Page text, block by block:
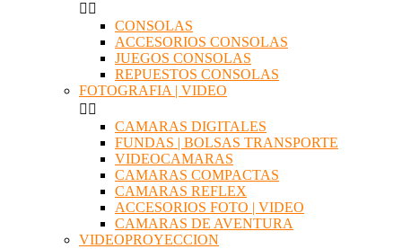
 
CONSOLAS
ACCESORIOS CONSOLAS
JUEGOS CONSOLAS
REPUESTOS CONSOLAS
FOTOGRAFIA | VIDEO
 
CAMARAS DIGITALES
FUNDAS | BOLSAS TRANSPORTE
VIDEOCAMARAS
CAMARAS COMPACTAS
CAMARAS REFLEX
ACCESORIOS FOTO | VIDEO
CAMARAS DE AVENTURA
VIDEOPROYECCION